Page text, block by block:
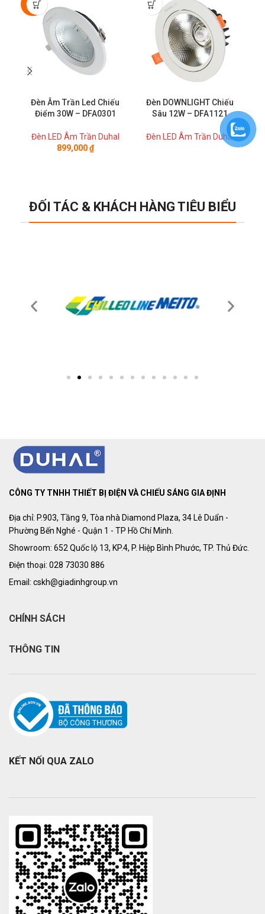
-50%
Đèn Âm Trần Led Chiếu
Điểm 30W – DFA0301
Đèn LED Âm Trần Duhal
899,000₫
Đèn DOWNLIGHT Chiếu
Sâu 12W – DFA1121
Đèn LED Âm Trần Duhal
ĐỐI TÁC & KHÁCH HÀNG TIÊU BIỂU
CÔNG TY TNHH THIẾT BỊ ĐIỆN VÀ CHIẾU SÁNG GIA ĐỊNH
Địa chỉ: P.903, Tầng 9, Tòa nhà Diamond Plaza, 34 Lê Duẩn -
Phường Bến Nghé - Quận 1 - TP Hồ Chí Minh.
Showroom: 652 Quốc lộ 13, KP.4, P. Hiệp Bình Phước, TP. Thủ Đức.
Điện thoại: 028 73030 886
Email: cskh@giadinhgroup.vn
CHÍNH SÁCH
THÔNG TIN
KẾT NỐI QUA ZALO